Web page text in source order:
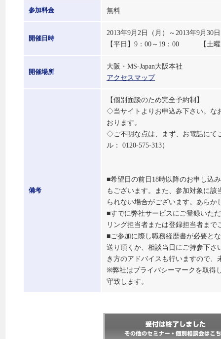
参加料金 無料
開催日時
2013年9月2日（月）～2013年9
【平日】9：00～19：00 【土曜
開催場所
大阪・MS-Japan大阪本社
アクセスマップ
備考
【個別面談のため完全予約制】
◇当サイトよりお申込み下さい。な
おります。
◇ご不明な点は、まず、お電話にて
ル： 0120-575-313）
■希望日の前日18時以降のお申し込
もございます。また、参加対象に
られない場合がございます。あらか
■すでに弊社サービスにご登録いた
リング担当者または登録担当者まで
■ご参加に際し職務経歴書が必要と
送り頂くか、相談当日にご持参下さ
き方のアドバイスも行いますので
※弊社はプライバシーマークを取得
守致します。